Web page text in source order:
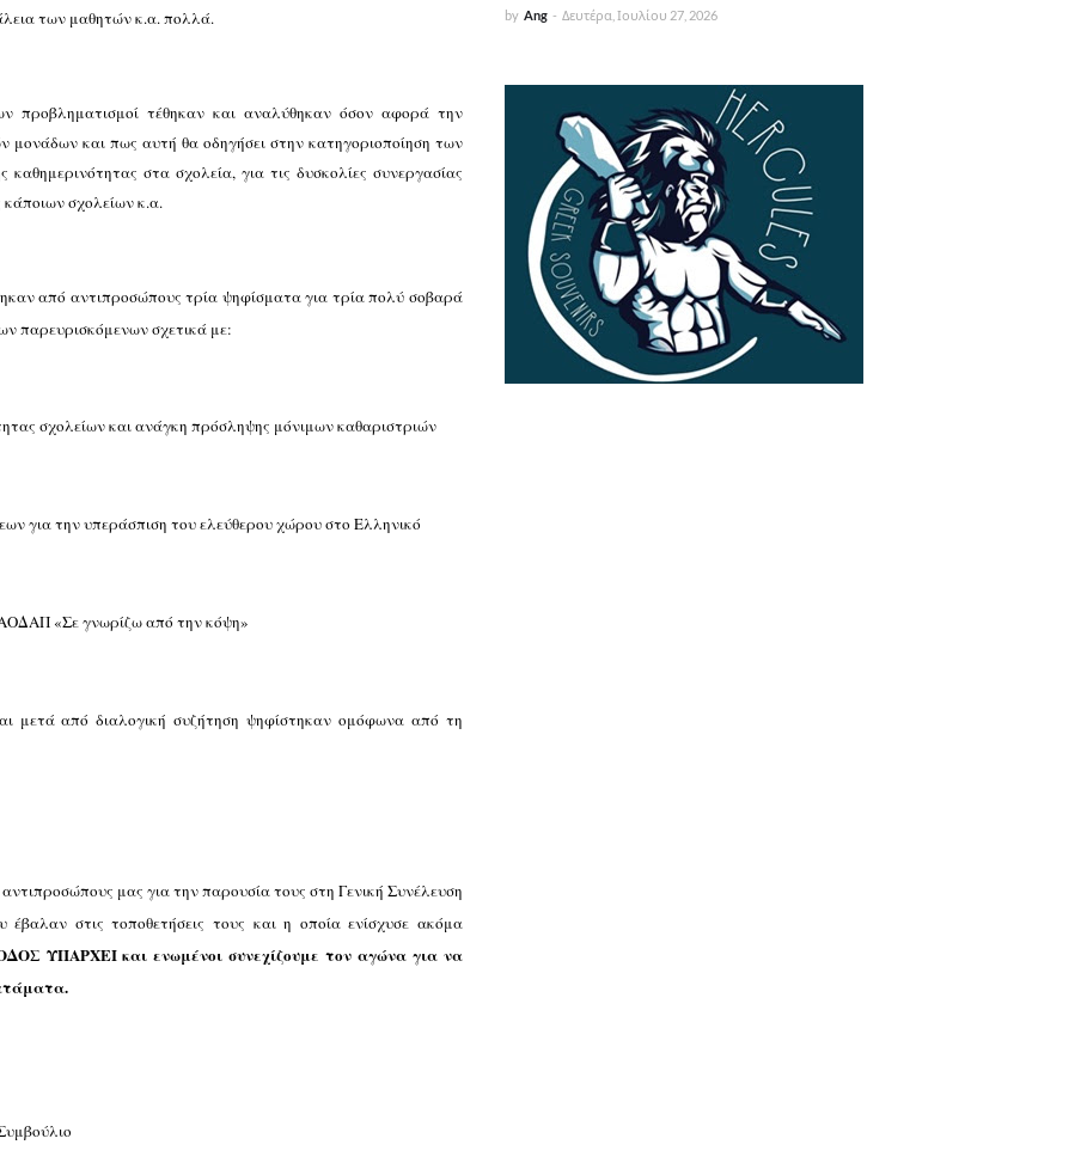
των μαθητών κ.α. πολλά.
προβληματισμοί τέθηκαν και αναλύθηκαν όσον αφορά την
μονάδων και πως αυτή θα οδηγήσει στην κατηγοριοποίηση των
στα σχολεία, για τις δυσκολίες συνεργασίας
κάποιων σχολείων κ.α.
από αντιπροσώπους τρία ψηφίσματα για τρία πολύ σοβαρά
παρευρισκόμενων σχετικά με:
σχολείων και ανάγκη πρόσληψης μόνιμων καθαριστριών
για την υπεράσπιση του ελεύθερου χώρου στο Ελληνικό
«Σε γνωρίζω από την κόψη»
μετά από διαλογική συζήτηση ψηφίστηκαν ομόφωνα από τη
μας για την παρουσία τους στη Γενική Συνέλευση
έβαλαν στις τοποθετήσεις τους και η οποία ενίσχυσε ακόμα
ΥΠΑΡΧΕΙ και ενωμένοι συνεχίζουμε τον αγώνα για να
by Ang - Δευτέρα, Ιουλίου 27, 2026